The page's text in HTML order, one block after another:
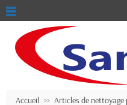
Accueil Articles de nettoyage